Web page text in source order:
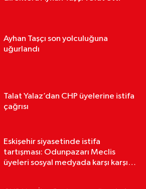
Ayhan Taşçı son yolculuğuna
uğurlandı
Talat Yalaz’dan CHP üyelerine istifa
çağrısı
Eskişehir siyasetinde istifa
tartışması: Odunpazarı Meclis
üyeleri sosyal medyada karşı karşıya